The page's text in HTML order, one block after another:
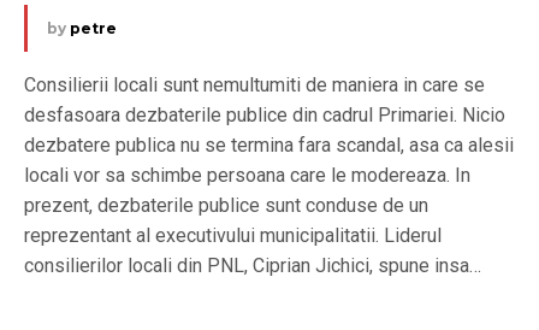
by petre
Consilierii locali sunt nemultumiti de maniera in care se
desfasoara dezbaterile publice din cadrul Primariei. Nicio
dezbatere publica nu se termina fara scandal, asa ca alesii
locali vor sa schimbe persoana care le modereaza. In
prezent, dezbaterile publice sunt conduse de un
reprezentant al executivului municipalitatii. Liderul
consilierilor locali din PNL, Ciprian Jichici, spune insa…